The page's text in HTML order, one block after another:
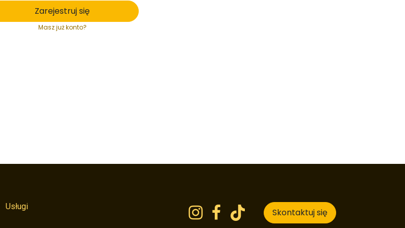
Zarejestruj się
Masz już konto?
Usługi
Skontaktuj się